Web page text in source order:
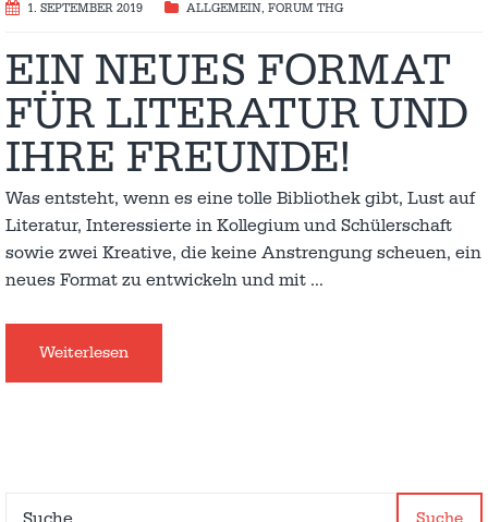
1. SEPTEMBER 2019 ALLGEMEIN, FORUM THG
EIN NEUES FORMAT
FÜR LITERATUR UND
IHRE FREUNDE!
Was entsteht, wenn es eine tolle Bibliothek gibt, Lust auf
Literatur, Interessierte in Kollegium und Schülerschaft
sowie zwei Kreative, die keine Anstrengung scheuen, ein
neues Format zu entwickeln und mit …
Weiterlesen